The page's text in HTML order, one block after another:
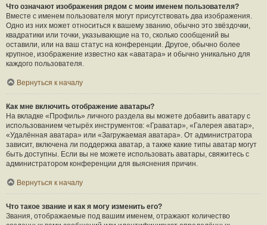
Что означают изображения рядом с моим именем пользователя?
Вместе с именем пользователя могут присутствовать два изображения.
Одно из них может относиться к вашему званию, обычно это звёздочки,
квадратики или точки, указывающие на то, сколько сообщений вы
оставили, или на ваш статус на конференции. Другое, обычно более
крупное, изображение известно как «аватара» и обычно уникально для
каждого пользователя.
Вернуться к началу
Как мне включить отображение аватары?
На вкладке «Профиль» личного раздела вы можете добавить аватару с
использованием четырёх инструментов: «Граватар», «Галерея аватар»,
«Удалённая аватара» или «Загружаемая аватара». От администратора
зависит, включена ли поддержка аватар, а также какие типы аватар могут
быть доступны. Если вы не можете использовать аватары, свяжитесь с
администратором конференции для выяснения причин.
Вернуться к началу
Что такое звание и как я могу изменить его?
Звания, отображаемые под вашим именем, отражают количество